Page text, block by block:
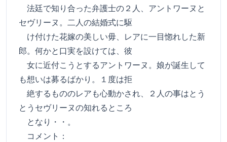
法廷で知り合った弁護士の２人、アントワーヌと
セヴリーヌ。二人の結婚式に駆
け付けた花嫁の美しい毋、レアに一目惚れした新
郎。何かと口実を設けては、彼
女に近付こうとするアントワーヌ。娘が誕生して
も想いは募るばかり。１度は拒
絶するもののレアも心動かされ、２人の事はとう
とうセヴリーヌの知れるところ
となり・・。
コメント：